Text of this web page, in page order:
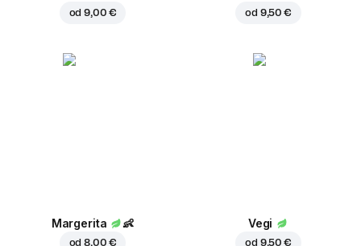
od9,00 € od 9,50 €
Margerita 👶
od8,00 €
Vegi
od 9,50 €